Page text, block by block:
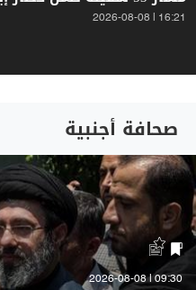
16:21 | 2026-08-08
صحافة أجنبية
09:30 | 2026-08-08